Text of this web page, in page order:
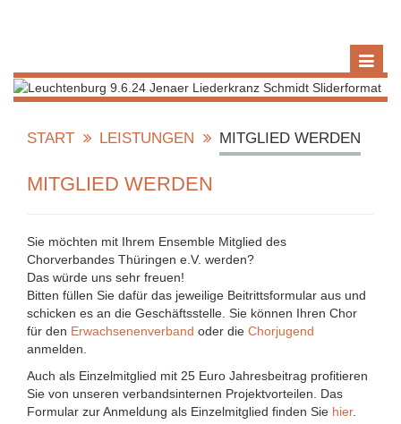
START LEISTUNGEN MITGLIED WERDEN
MITGLIED WERDEN
Sie möchten mit Ihrem Ensemble Mitglied des
Chorverbandes Thüringen e.V. werden?
Das würde uns sehr freuen!
Bitten füllen Sie dafür das jeweilige Beitrittsformular aus und
schicken es an die Geschäftsstelle. Sie können Ihren Chor
für den Erwachsenenverband oder die Chorjugend
anmelden.
Auch als Einzelmitglied mit 25 Euro Jahresbeitrag profitieren
Sie von unseren verbandsinternen Projektvorteilen. Das
Formular zur Anmeldung als Einzelmitglied finden Sie hier.